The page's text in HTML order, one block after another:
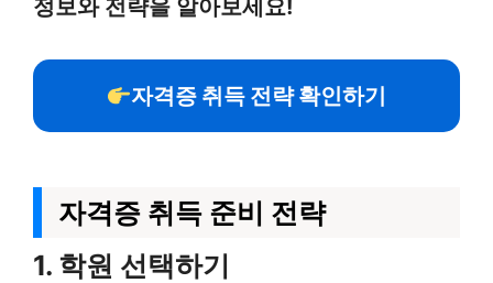
정보와 전략을 알아보세요!
자격증 취득 전략 확인하기
자격증 취득 준비 전략
1. 학원 선택하기